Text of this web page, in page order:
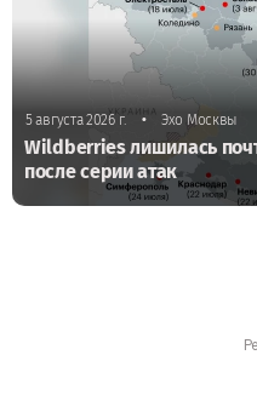
5 августа 2026 г. • Эхо Москвы
Wildberries лишилась
после серии атак